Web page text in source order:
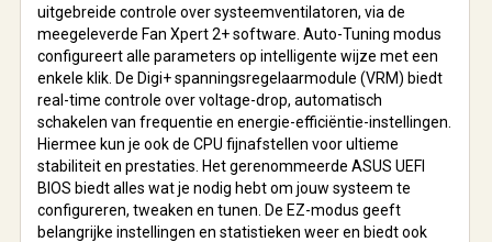
uitgebreide controle over systeemventilatoren, via de
meegeleverde Fan Xpert 2+ software. Auto-Tuning modus
configureert alle parameters op intelligente wijze met een
enkele klik. De Digi+ spanningsregelaarmodule (VRM) biedt
real-time controle over voltage-drop, automatisch
schakelen van frequentie en energie-efficiëntie-instellingen.
Hiermee kun je ook de CPU fijnafstellen voor ultieme
stabiliteit en prestaties. Het gerenommeerde ASUS UEFI
BIOS biedt alles wat je nodig hebt om jouw systeem te
configureren, tweaken en tunen. De EZ-modus geeft
belangrijke instellingen en statistieken weer en biedt ook